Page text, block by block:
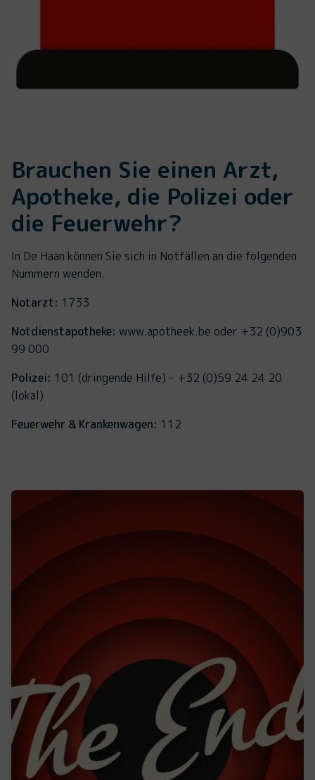
Brauchen Sie einen Arzt,
Apotheke, die Polizei oder
die Feuerwehr?
In De Haan können Sie sich in Notfällen an die folgenden
Nummern wenden.
Notarzt: 1733
Notdienstapotheke: www.apotheek.be oder +32 (0)903
99 000
Polizei: 101 (dringende Hilfe) – +32 (0)59 24 24 20
(lokal)
Feuerwehr & Krankenwagen: 112